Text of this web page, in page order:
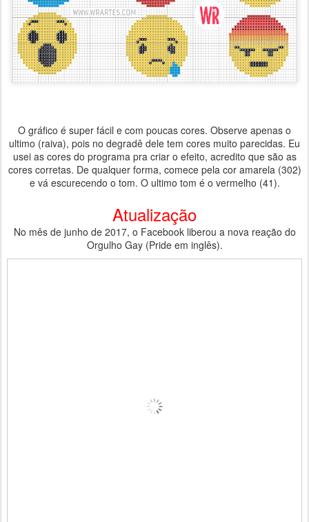
O gráfico é super fácil e com poucas cores. Observe apenas o
ultimo (raiva), pois no degradê dele tem cores muito parecidas. Eu
usei as cores do programa pra criar o efeito, acredito que são as
cores corretas. De qualquer forma, comece pela cor amarela (302)
e vá escurecendo o tom. O ultimo tom é o vermelho (41).
Atualização
No mês de junho de 2017, o Facebook liberou a nova reação do
Orgulho Gay (Pride em inglês).